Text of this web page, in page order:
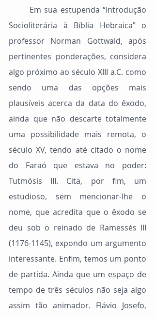
Socioliterária à Bíblia Hebraica” o
professor Norman Gottwald, após
pertinentes ponderações, considera
algo próximo ao século XIII a.C. como
sendo uma das opções mais
plausíveis acerca da data do êxodo,
ainda que não descarte totalmente
uma possibilidade mais remota, o
século XV, tendo até citado o nome
do Faraó que estava no poder:
Tutmósis III. Cita, por fim, um
estudioso, sem mencionar-lhe o
nome, que acredita que o êxodo se
deu sob o reinado de Ramessés III
(1176-1145), expondo um argumento
interessante. Enfim, temos um ponto
de partida. Ainda que um espaço de
tempo de três séculos não seja algo
assim tão animador. Flávio Josefo,